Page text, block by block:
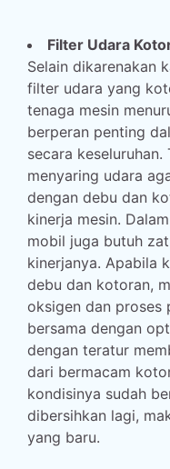
Filter Udara
Selain dikarenakan
filter udara yang
tenaga mesin
berperan penting
secara
menyaring udara
dengan debu dan
kinerja mesin.
mobil juga butuh
kinerjanya. Apabila
debu dan kotoran,
oksigen dan proses
bersama dengan
dengan teratur
dari bermacam
kondisinya sudah
dibersihkan lagi,
yang baru.